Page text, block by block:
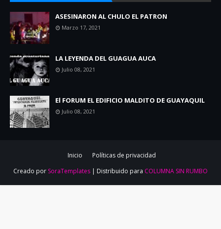
ASESINARON AL CHULO EL PATRON
Marzo 17, 2021
LA LEYENDA DEL GUAGUA AUCA
Julio 08, 2021
El FORUM EL EDIFICIO MALDITO DE GUAYAQUIL
Julio 08, 2021
Inicio
Políticas de privacidad
Creado por SoraTemplates | Distribuido para COLUMNA SIN RUMBO